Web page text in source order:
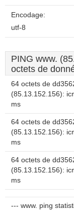
Encodage:
utf-8
PING www.
octets de
64 octets de
(85.13.152.156):
ms
64 octets de
(85.13.152.156):
ms
64 octets de
(85.13.152.156):
ms
--- www. ping